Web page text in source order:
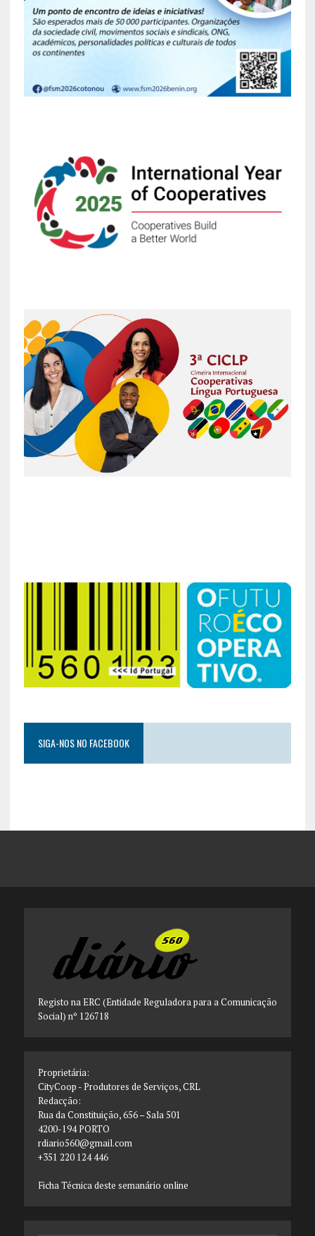
SIGA-NOS NO FACEBOOK
Registo na ERC (Entidade Reguladora para a Comunicação
Social) nº 126718
Proprietária:
CityCoop - Produtores de Serviços, CRL
Redacção:
Rua da Constituição, 656 – Sala 501
4200-194 PORTO
rdiario560@gmail.com
+351 220 124 446
Ficha Técnica deste semanário online